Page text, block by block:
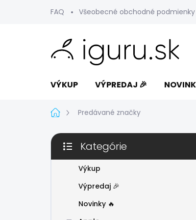
FAQ Všeobecné obchodné podmienky
VÝKUP VÝPREDAJ 🎉
DomovPredávané značky
B
č
Preskočiť
kategórie
Kategórie
Výkup
Výpredaj 🎉
Novinky 🔥